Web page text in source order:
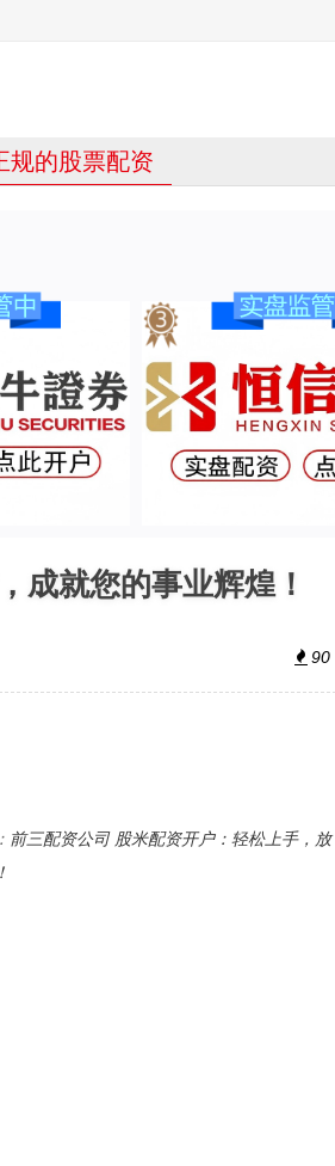
规的股票配资
成就您的事业辉煌！
90
前三配资公司 股米配资开户：轻松上手，放